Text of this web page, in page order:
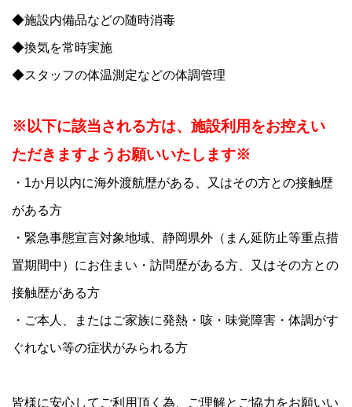
◆施設内備品などの随時消毒
◆換気を常時実施
◆スタッフの体温測定などの体調管理
※以下に該当される方は、施設利用をお控えい
ただきますようお願いいたします※
・1か月以内に海外渡航歴がある、又はその方との接触歴
がある方
・緊急事態宣言対象地域、静岡県外（まん延防止等重点措
置期間中）にお住まい・訪問歴がある方、又はその方との
接触歴がある方
・ご本人、またはご家族に発熱・咳・味覚障害・体調がす
ぐれない等の症状がみられる方
皆様に安心してご利用頂く為、ご理解とご協力をお願いい